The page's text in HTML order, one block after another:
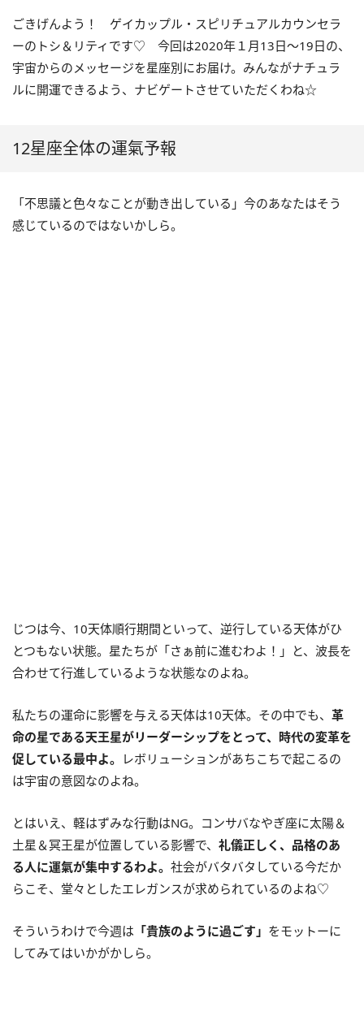
ごきげんよう！ ゲイカップル・スピリチュアルカウンセラ
ーのトシ＆リティです♡ 今回は2020年１月13日～19日の、
宇宙からのメッセージを星座別にお届け。みんながナチュラ
ルに開運できるよう、ナビゲートさせていただくわね☆
12星座全体の運氣予報
「不思議と色々なことが動き出している」今のあなたはそう
感じているのではないかしら。
じつは今、10天体順行期間といって、逆行している天体がひ
とつもない状態。星たちが「さぁ前に進むわよ！」と、波長を
合わせて行進しているような状態なのよね。
私たちの運命に影響を与える天体は10天体。その中でも、 革
命の星である天王星がリーダーシップをとって、時代の変革を
促している最中よ。
レボリューションがあちこちで起こるの
は宇宙の意図なのよね。
とはいえ、軽はずみな行動はNG。コンサバなやぎ座に太陽＆
土星＆冥王星が位置している影響で、 礼儀正しく、品格のあ
る人に運氣が集中するわよ。 社会がバタバタしている今だか
らこそ、堂々としたエレガンスが求められているのよね♡
そういうわけで今週は 「貴族のように過ごす」 をモットーに
してみてはいかがかしら。